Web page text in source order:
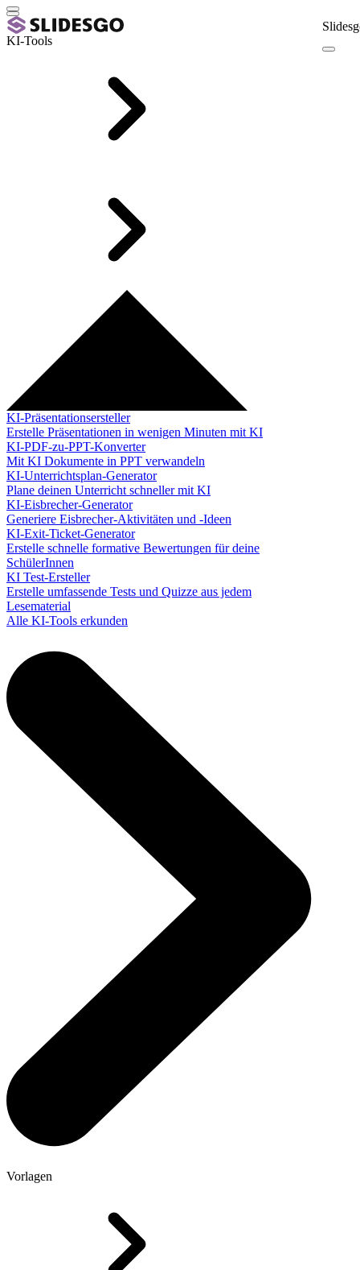
KI-Tools
KI-Präsentationsersteller
Erstelle Präsentationen in wenigen Minuten mit KI
KI-PDF-zu-PPT-Konverter
Mit KI Dokumente in PPT verwandeln
KI-Unterrichtsplan-Generator
Plane deinen Unterricht schneller mit KI
KI-Eisbrecher-Generator
Generiere Eisbrecher-Aktivitäten und -Ideen
KI-Exit-Ticket-Generator
Erstelle schnelle formative Bewertungen für deine
SchülerInnen
KI Test-Ersteller
Erstelle umfassende Tests und Quizze aus jedem
Lesematerial
Alle KI-Tools erkunden
Vorlagen